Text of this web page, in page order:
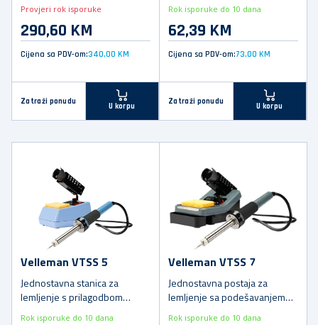
Provjeri rok isporuke
290,60 KM
Cijena sa PDV-om:340,00 KM
Zatraži ponudu
U korpu
Rok isporuke do 10 dana
62,39 KM
Cijena sa PDV-om:73,00 KM
Zatraži ponudu
U korpu
Velleman VTSS 5
Jednostavna stanica za
lemljenje s prilagodbom
Rok isporuke do 10 dana
Velleman VTSS 7
Jednostavna postaja za
lemljenje sa podešavanjem
Rok isporuke do 10 dana